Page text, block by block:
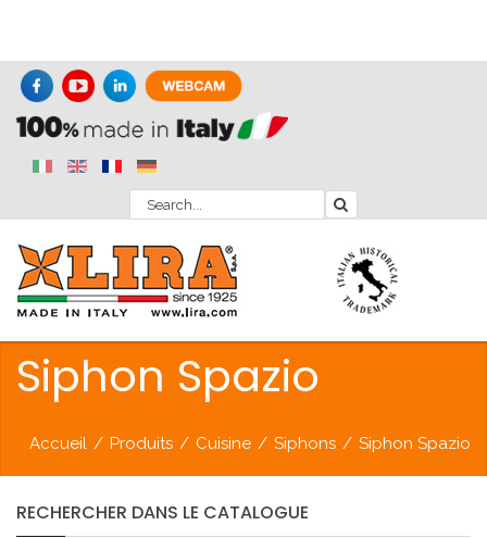
Siphon Spazio
Accueil / Produits / Cuisine / Siphons / Siphon Spazio
RECHERCHER DANS LE CATALOGUE